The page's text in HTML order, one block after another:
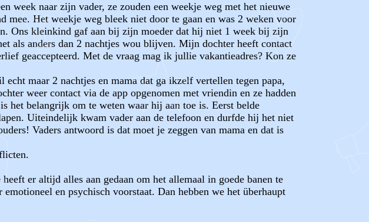
week naar zijn vader, ze zouden een weekje weg met het nieuwe
mee. Het weekje weg bleek niet door te gaan en was 2 weken voor
Ons kleinkind gaf aan bij zijn moeder dat hij niet 1 week bij zijn
als anders dan 2 nachtjes wou blijven. Mijn dochter heeft contact
geaccepteerd. Met de vraag mag ik jullie vakantieadres? Kon ze
maar 2 nachtjes en mama dat ga ikzelf vertellen tegen papa,
weer contact via de app opgenomen met vriendin en ze hadden
het belangrijk om te weten waar hij aan toe is. Eerst belde
Uiteindelijk kwam vader aan de telefoon en durfde hij het niet
Vaders antwoord is dat moet je zeggen van mama en dat is
er altijd alles aan gedaan om het allemaal in goede banen te
en psychisch voorstaat. Dan hebben we het überhaupt